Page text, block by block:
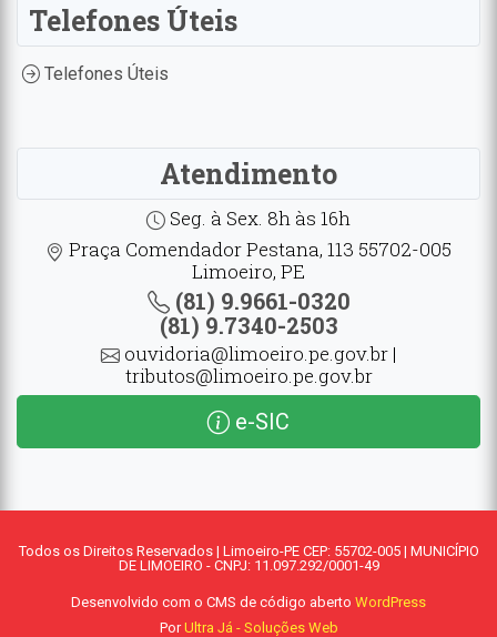
Telefones Úteis
Telefones Úteis
Atendimento
Seg. à Sex. 8h às 16h
Praça Comendador Pestana, 113 55702-005
Limoeiro, PE
(81) 9.9661-0320
(81) 9.7340-2503
ouvidoria@limoeiro.pe.gov.br |
tributos@limoeiro.pe.gov.br
e-SIC
Todos os Direitos Reservados | Limoeiro-PE CEP: 55702-005 | MUNICÍPIO
DE LIMOEIRO - CNPJ: 11.097.292/0001-49
Desenvolvido com o CMS de código aberto WordPress
PorUltra Já - Soluções Web